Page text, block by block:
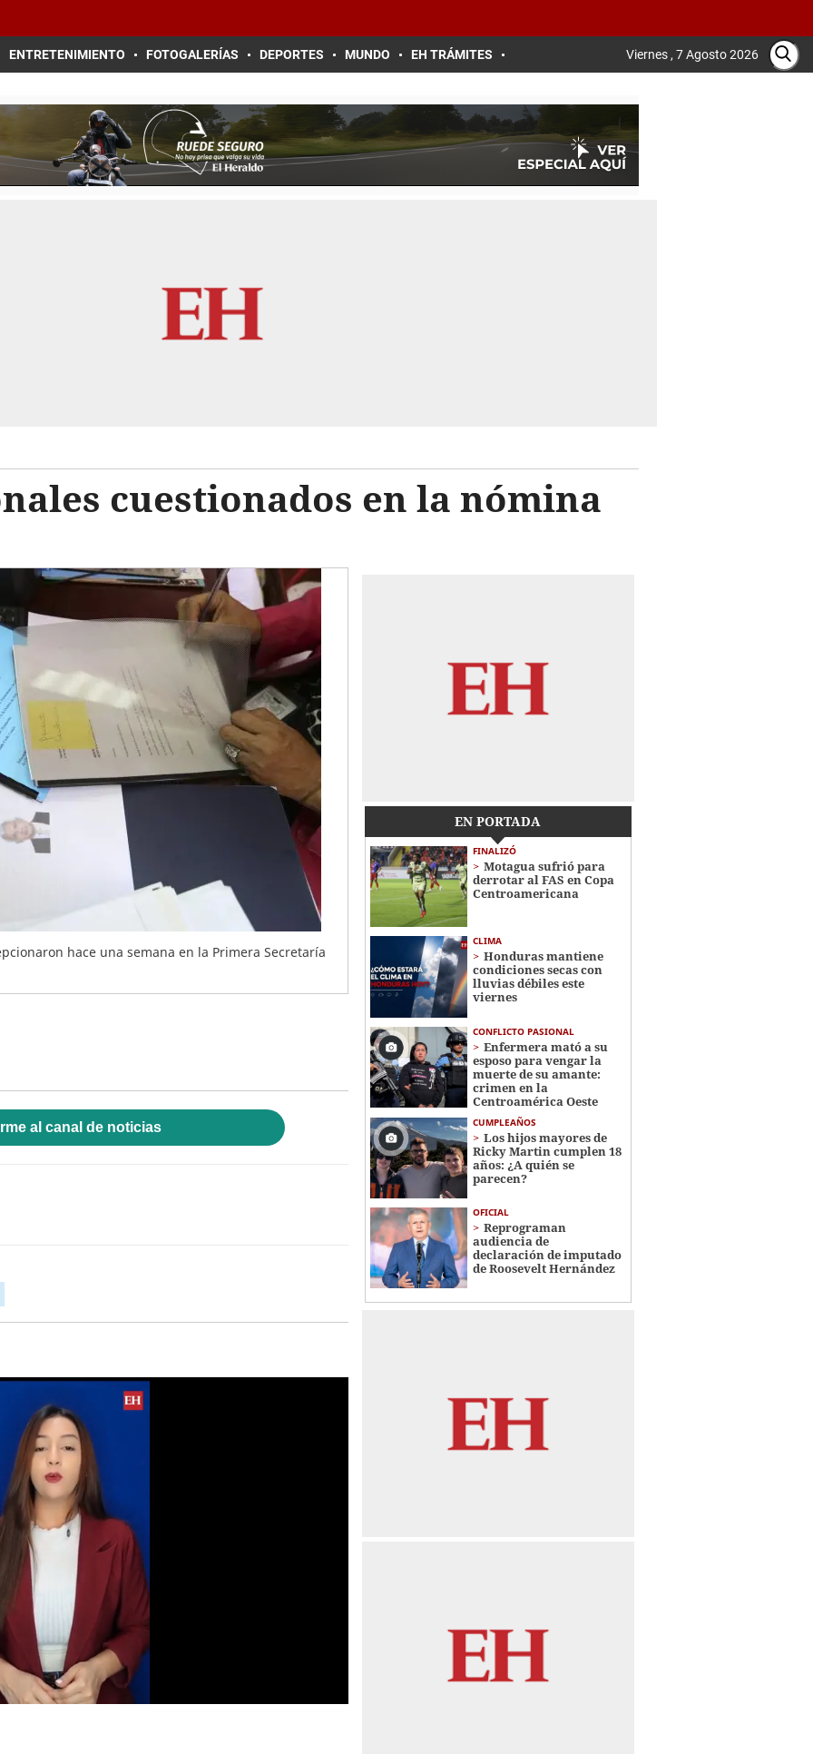
ENTRETENIMIENTO FOTOGALERÍAS DEPORTES MUNDO EH TRÁMITES Viernes , 7 Agosto 2026
cuestionados en la nómina
hace una semana en la Primera Secretaría
al canal de noticias
EN PORTADA
FINALIZÓ
Motagua sufrió para
derrotar al FAS en Copa
Centroamericana
CLIMA
Honduras mantiene
condiciones secas con
lluvias débiles este
viernes
CONFLICTO PASIONAL
Enfermera mató a su
esposo para vengar la
muerte de su amante:
crimen en la
Centroamérica Oeste
CUMPLEAÑOS
Los hijos mayores de
Ricky Martin cumplen 18
años: ¿A quién se
parecen?
OFICIAL
Reprograman
audiencia de
declaración de imputado
de Roosevelt Hernández